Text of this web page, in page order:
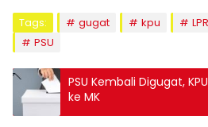
Tags: gugat kpu
PSU
PSU Kembali Digugat,
ke MK